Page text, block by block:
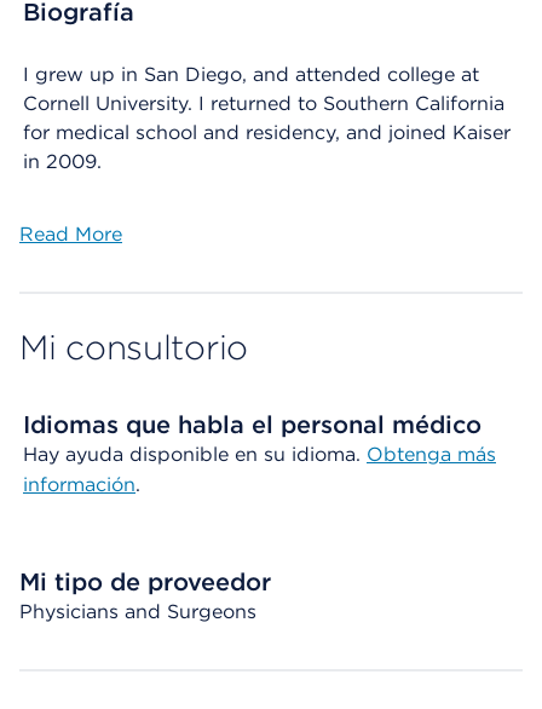
Biografía
I grew up in San Diego, and attended college at
Cornell University. I returned to Southern California
for medical school and residency, and joined Kaiser
in 2009.
Read More
Mi consultorio
Idiomas que habla el personal médico
Hay ayuda disponible en su idioma. Obtenga más
información.
Mi tipo de proveedor
Physicians and Surgeons